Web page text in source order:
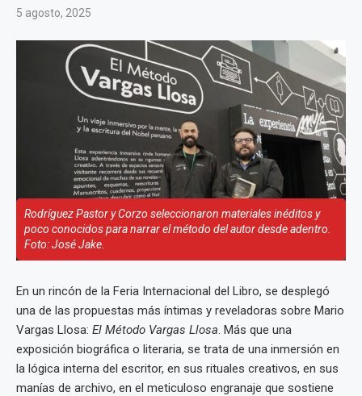
5 agosto, 2025
Rodríguez Pastor y Corzo seleccionaron materiales inéditos y
poco conocidos para narrar el método del autor desde adentro.
Foto: José Jake.
En un rincón de la Feria Internacional del Libro, se desplegó
una de las propuestas más íntimas y reveladoras sobre Mario
Vargas Llosa: El Método Vargas Llosa. Más que una
exposición biográfica o literaria, se trata de una inmersión en
la lógica interna del escritor, en sus rituales creativos, en sus
manías de archivo, en el meticuloso engranaje que sostiene